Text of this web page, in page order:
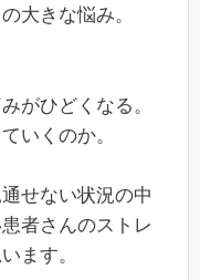
大きな悩み。
がひどくなる。
いくのか。
せない状況の中
者さんのストレ
ます。